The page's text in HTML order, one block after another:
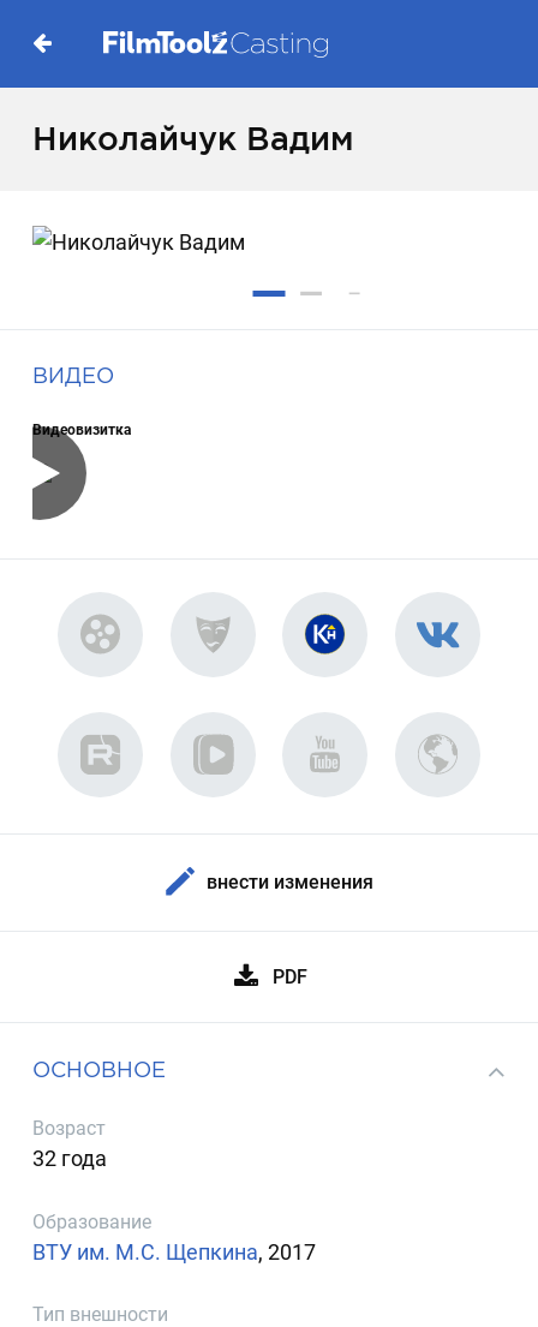
Николайчук Вадим
ВИДЕО
Видеовизитка
внести изменения
PDF
ОСНОВНОЕ
Возраст
32 года
Образование
ВТУ им. М.С. Щепкина, 2017
Тип внешности